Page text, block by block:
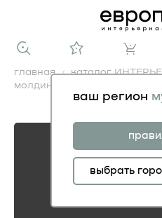
ваш регион
выбрать
главная каталог
молдинг 6.51.432-280
молдинг